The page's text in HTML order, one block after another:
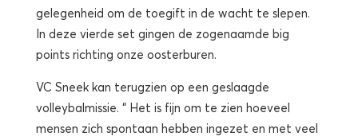
gelegenheid om de toegift in de wacht te slepen.
In deze vierde set gingen de zogenaamde big
points richting onze oosterburen.
VC Sneek kan terugzien op een geslaagde
volleybalmissie. “ Het is fijn om te zien hoeveel
mensen zich spontaan hebben ingezet en met veel